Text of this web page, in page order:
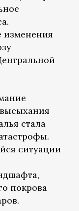
изменения
стала
ситуации
покрова